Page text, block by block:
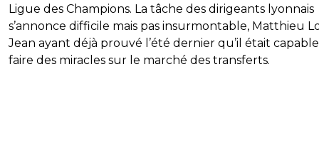
Ligue des Champions. La tâche des dirigeants lyonnais
s’annonce difficile mais pas insurmontable, Matthieu
Jean ayant déjà prouvé l’été dernier qu’il était
faire des miracles sur le marché des transferts.